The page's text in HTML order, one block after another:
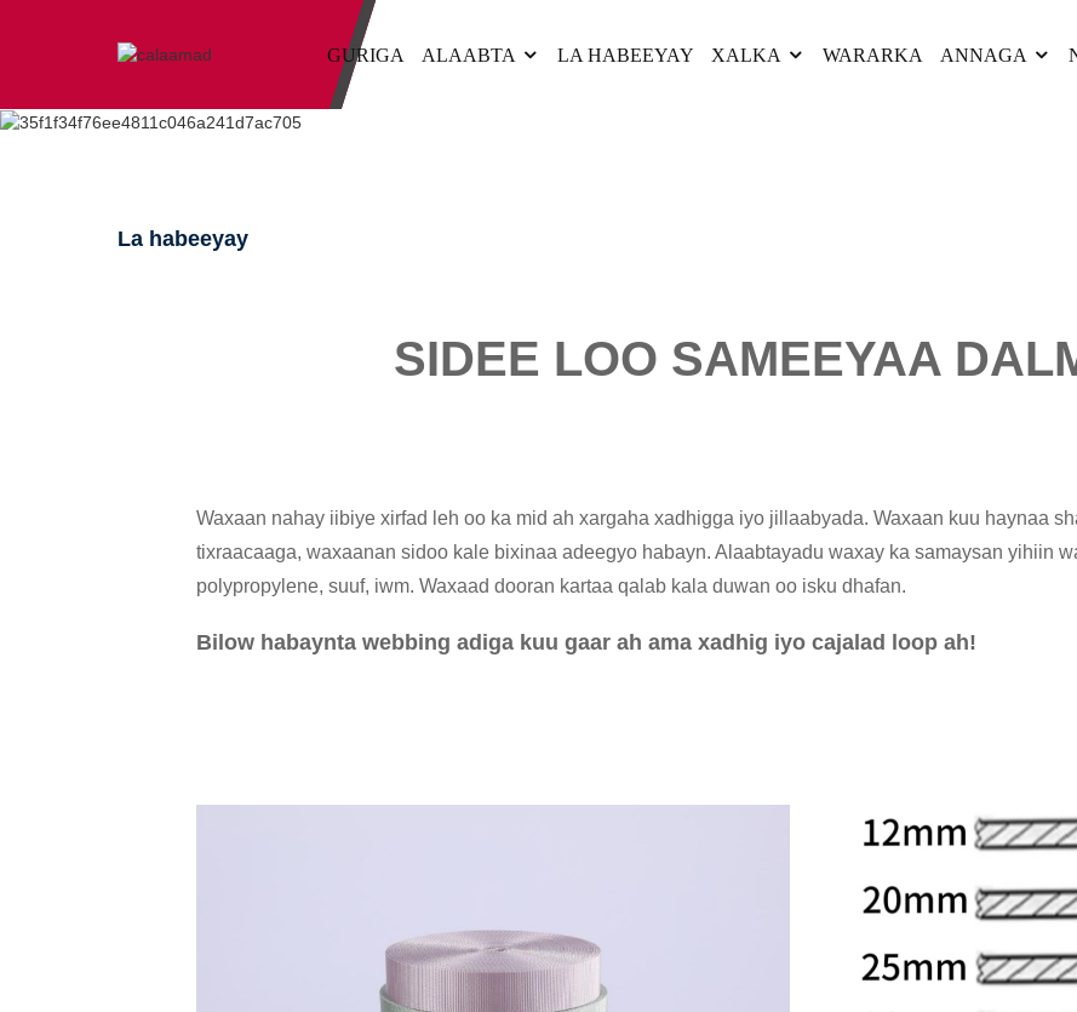
GURIGA ALAABTA LA HABEEYAY XALKA WARARKA ANNAGA
La habeeyay
SIDEE LOO SAMEEYAA
Waxaan nahay iibiye xirfad leh oo ka mid ah xargaha xadhigga iyo jillaabyada. Waxaan kuu haynaa
tixraacaaga, waxaanan sidoo kale bixinaa adeegyo habayn. Alaabtayadu waxay ka samaysan yihiin
polypropylene, suuf, iwm. Waxaad dooran kartaa qalab kala duwan oo isku dhafan.
Bilow habaynta webbing adiga kuu gaar ah ama xadhig iyo cajalad loop ah!